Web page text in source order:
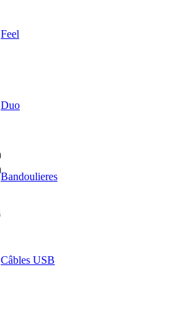
Feel
Duo
Bandoulieres
Câbles USB